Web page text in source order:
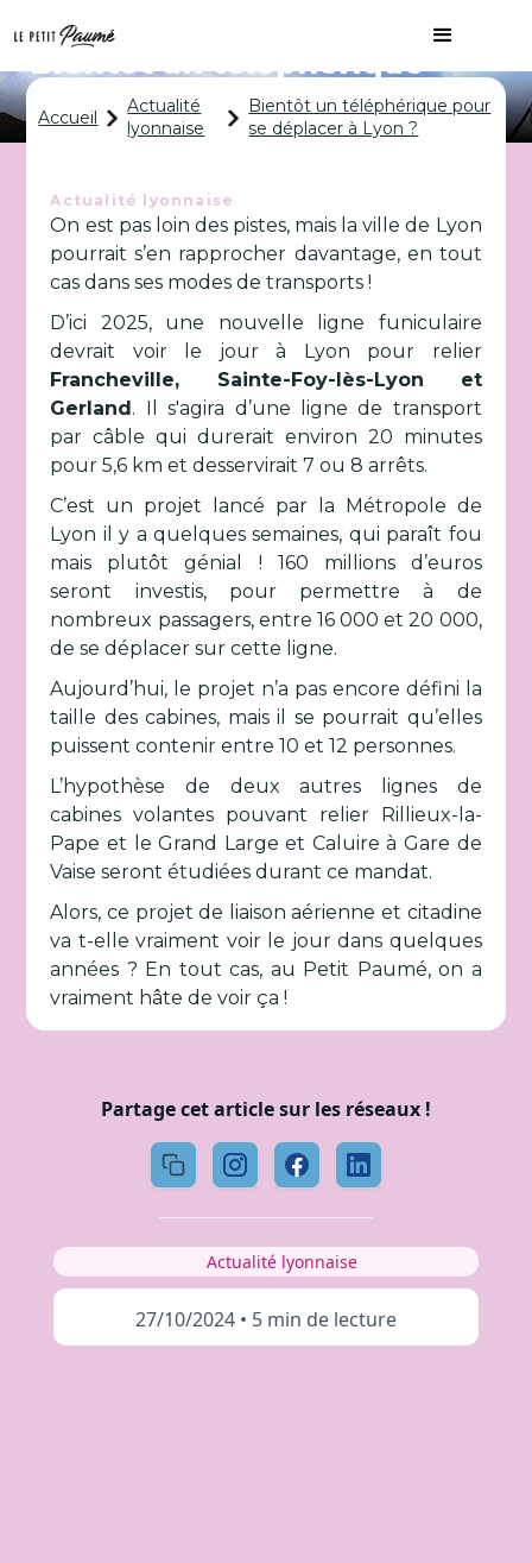
Bientôt un téléphérique
pour se déplacer à Lyon ?
Accueil
Actualité
lyonnaise
Bientôt un téléphérique pour
se déplacer à Lyon ?
Actualité lyonnaise
On est pas loin des pistes, mais la ville de Lyon
pourrait s’en rapprocher davantage, en tout
cas dans ses modes de transports !
D’ici 2025, une nouvelle ligne funiculaire
devrait voir le jour à Lyon pour relier
Francheville, Sainte-Foy-lès-Lyon et
Gerland. Il s'agira d’une ligne de transport
par câble qui durerait environ 20 minutes
pour 5,6 km et desservirait 7 ou 8 arrêts.
C’est un projet lancé par la Métropole de
Lyon il y a quelques semaines, qui paraît fou
mais plutôt génial ! 160 millions d’euros
seront investis, pour permettre à de
nombreux passagers, entre 16 000 et 20 000,
de se déplacer sur cette ligne.
Aujourd’hui, le projet n’a pas encore défini la
taille des cabines, mais il se pourrait qu’elles
puissent contenir entre 10 et 12 personnes.
L’hypothèse de deux autres lignes de
cabines volantes pouvant relier Rillieux-la-
Pape et le Grand Large et Caluire à Gare de
Vaise seront étudiées durant ce mandat.
Alors, ce projet de liaison aérienne et citadine
va t-elle vraiment voir le jour dans quelques
années ? En tout cas, au Petit Paumé, on a
vraiment hâte de voir ça !
Partage cet article sur les réseaux !
Actualité lyonnaise
27/10/2024 • 5 min de lecture